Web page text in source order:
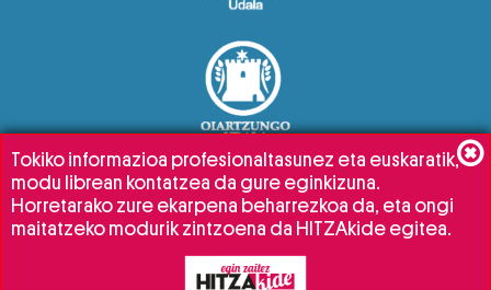
Tokiko informazioa profesionaltasunez eta euskaratik,
modu librean kontatzea da gure eginkizuna.
Horretarako zure ekarpena beharrezkoa da, eta ongi
maitatzeko modurik zintzoena da HITZAkide egitea.